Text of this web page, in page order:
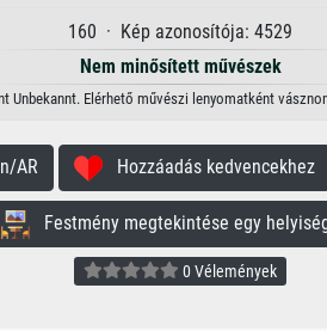
160 · Kép azonosítója: 4529
Nem minősített művészek
Unbekannt. Elérhető művészi lenyomatként
AR Hozzáadás kedvencekhez
Festmény megtekintése egy
0 Vélemények